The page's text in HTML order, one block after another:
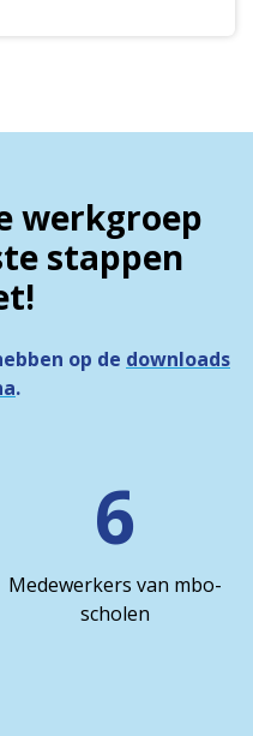
werkgroep
stappen
op de downloads
.
6
Medewerkers van mbo-
scholen